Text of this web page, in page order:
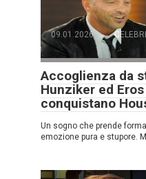
09.01.2026
Accoglienza da
Hunziker ed
conquistano
Un sogno che prende
emozione pura e stupore.